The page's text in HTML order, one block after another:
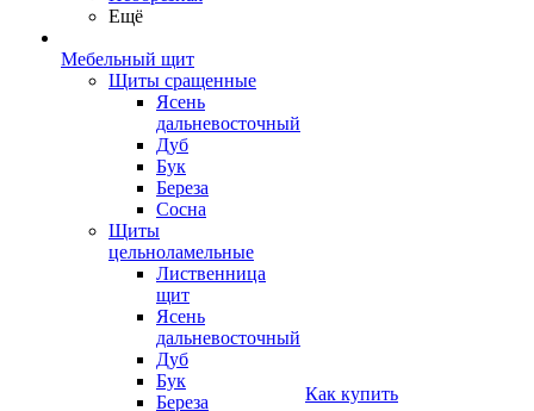
Ещё
Мебельный щит
Щиты сращенные
Ясень
дальневосточный
Дуб
Бук
Береза
Сосна
Щиты
цельноламельные
Лиственница
щит
Ясень
дальневосточный
Дуб
Бук
Береза
Как купить